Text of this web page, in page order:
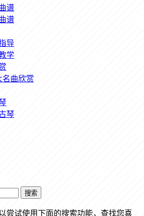
谱
谱
导
学
名曲欣赏
琴
搜索
尝试使用下面的搜索功能，查找您喜